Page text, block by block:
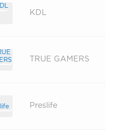
KDL
TRUE GAMERS
Preslife